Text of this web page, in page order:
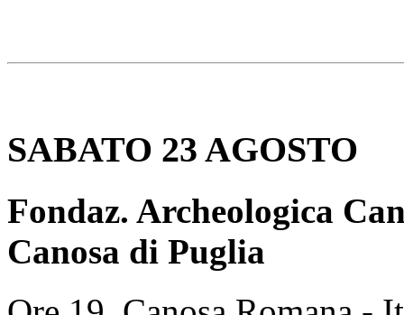
SABATO 23 AGOSTO
Fondaz. Archeologica
Canosa di Puglia